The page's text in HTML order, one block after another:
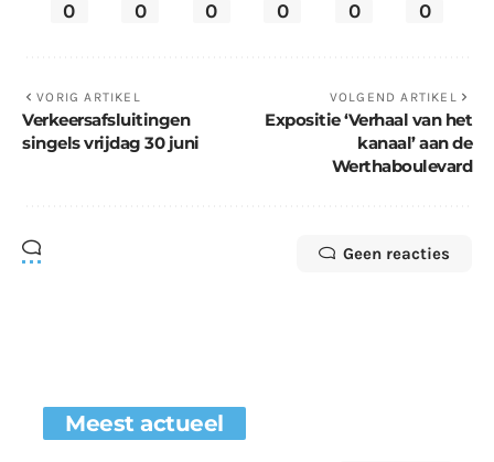
0 0 0 0 0 0
VORIG ARTIKEL
Verkeersafsluitingen
singels vrijdag 30 juni
VOLGEND ARTIKEL
Expositie ‘Verhaal van het
kanaal’ aan de
Werthaboulevard
Geen reacties
Meest actueel